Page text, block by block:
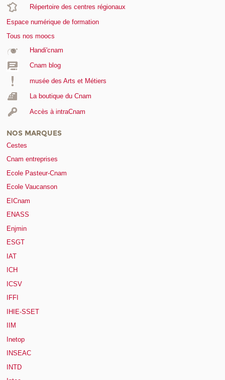
Répertoire des centres régionaux
Espace numérique de formation
Tous nos moocs
Handi'cnam
Cnam blog
musée des Arts et Métiers
La boutique du Cnam
Accès à intraCnam
NOS MARQUES
Cestes
Cnam entreprises
Ecole Pasteur-Cnam
Ecole Vaucanson
EICnam
ENASS
Enjmin
ESGT
IAT
ICH
ICSV
IFFI
IHIE-SSET
IIM
Inetop
INSEAC
INTD